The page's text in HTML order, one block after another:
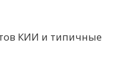
КИИ и типичные